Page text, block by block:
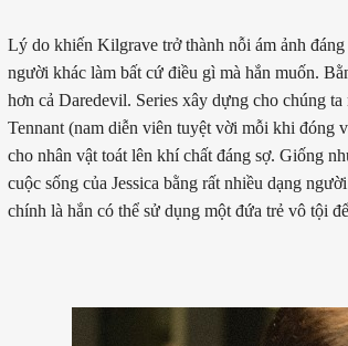
Lý do khiến Kilgrave trở thành nỗi ám ảnh
người khác làm bất cứ điều gì mà hắn muốn.
hơn cả Daredevil. Series xây dựng cho chúng
Tennant (nam diễn viên tuyệt vời mỗi khi đóng
cho nhân vật toát lên khí chất đáng sợ. Giống
cuộc sống của Jessica bằng rất nhiều dạng
chính là hắn có thể sử dụng một đứa trẻ vô tội